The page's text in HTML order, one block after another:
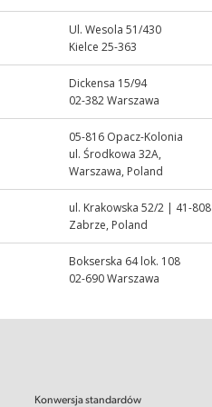
Ul. Wesola 51/430
Kielce 25-363
Dickensa 15/94
02-382 Warszawa
05-816 Opacz-Kolonia
ul. Środkowa 32A,
Warszawa, Poland
ul. Krakowska 52/2 | 41-808
Zabrze, Poland
Bokserska 64 lok. 108
02-690 Warszawa
Konwersja standardów